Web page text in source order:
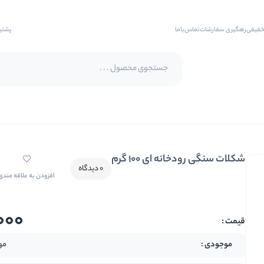
رهگیری سفارشاتتماس‌با‌ما
بادام
بادام زمینی روکش دار
شکلات سنگی رودخانه ای 100 گرم
0 دیدگاه
افزودن به علاقه